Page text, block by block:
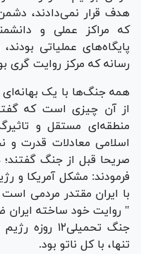
هدف قرار نمی‌دادند،
که مراکز عملی و
پایگاه‌های عملیاتی
رسانه که مرکز روایت گری
همه جنگ‌ها با یک
از آن چیزی است که
منطقه‌ای مستقل و
اسلامی معادلات قدرت و
صریحا قبل از جنگ
فرمودند: مشکل آمریکا و
با ایران مقتدر مردمی
" روایت خود ساخته ایران
جنگ
تنها، با کل ناتو بود.